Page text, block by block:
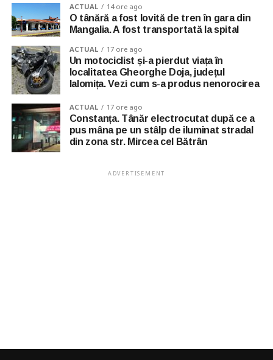
ACTUAL 14 ore ago
O tânără a fost lovită de tren în gara din
Mangalia. A fost transportată la spital
ACTUAL 17 ore ago
Un motociclist și-a pierdut viața în
localitatea Gheorghe Doja, județul
Ialomița. Vezi cum s-a produs nenorocirea
ACTUAL 17 ore ago
Constanța. Tânăr electrocutat după ce a
pus mâna pe un stâlp de iluminat stradal
din zona str. Mircea cel Bătrân
ADVERTISEMENT